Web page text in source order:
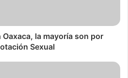
la mayoría son por
Sexual